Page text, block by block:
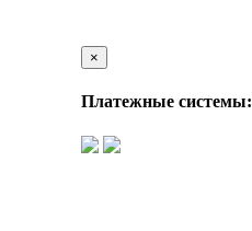
×
Платежные системы: